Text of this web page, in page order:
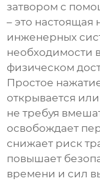
затвором с
– это настоящая
инженерных
необходимости
физическом
Простое
открывается
не требуя
освобождает
снижает риск
повышает
времени и сил